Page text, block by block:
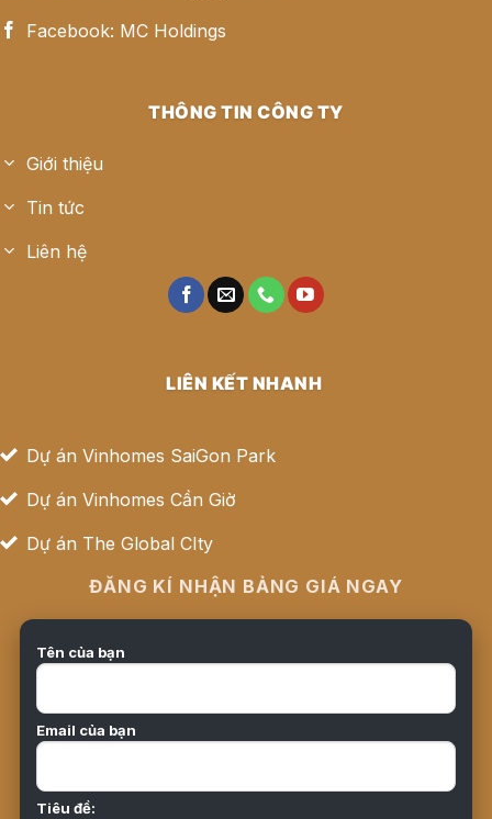
Facebook: MC Holdings
THÔNG TIN CÔNG TY
Giới thiệu
Tin tức
Liên hệ
LIÊN KẾT NHANH
Dự án Vinhomes SaiGon Park
Dự án Vinhomes Cần Giờ
Dự án The Global CIty
ĐĂNG KÍ NHẬN BẢNG GIÁ NGAY
Tên của bạn
Email của bạn
Tiêu đề: